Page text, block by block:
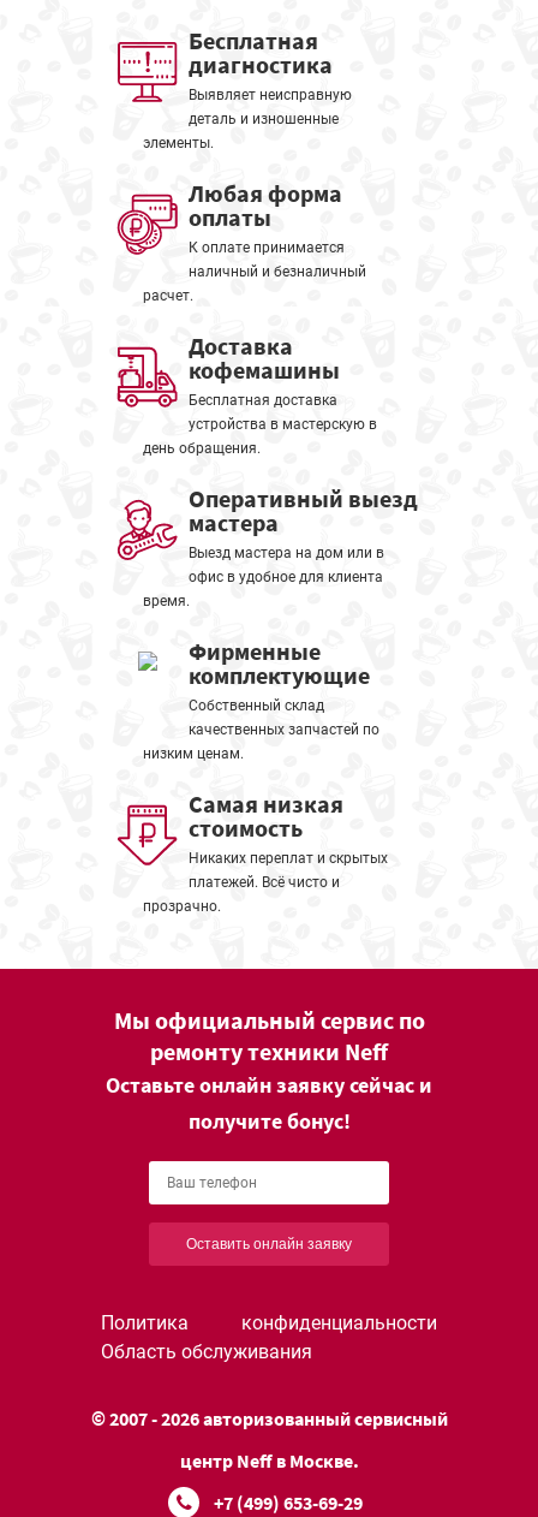
Бесплатная
диагностика
Выявляет неисправную
деталь и изношенные
элементы.
Любая форма
оплаты
К оплате принимается
наличный и безналичный
расчет.
Доставка
кофемашины
Бесплатная доставка
устройства в мастерскую в
день обращения.
Оперативный выезд
мастера
Выезд мастера на дом или в
офис в удобное для клиента
время.
Фирменные
комплектующие
Собственный склад
качественных запчастей по
низким ценам.
Самая низкая
стоимость
Никаких переплат и скрытых
платежей. Всё чисто и
прозрачно.
Мы официальный сервис по
ремонту техники Neff
Оставьте онлайн заявку сейчас и
получите бонус!
Оставить онлайн заявку
Политика конфиденциальности
Область обслуживания
© 2007 - 2026 авторизованный сервисный
центр Neff в Москве.
+7 (499) 653-69-29